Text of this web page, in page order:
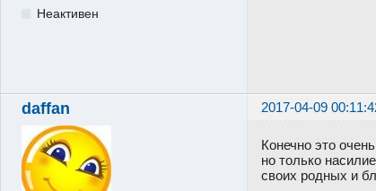
Неактивен
daffan 2017-04-09
Конечно это
но только
своих родных и